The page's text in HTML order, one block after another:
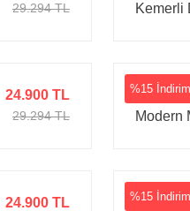
29.294 TL
Kemerli
24.900 TL
29.294 TL
%15 İndirim
Tarz
Modern
24.900 TL %15 İndirim
Tarz